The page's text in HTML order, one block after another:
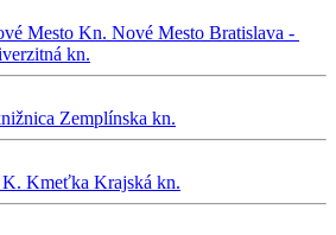
Mesto Kn. Nové Mesto Bratislava -
kn.
Zemplínska kn.
K. Kmeťka Krajská kn.